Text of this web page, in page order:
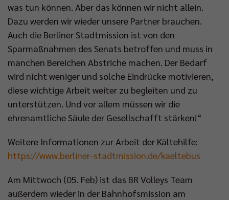
was tun können. Aber das können wir nicht allein.
Dazu werden wir wieder unsere Partner brauchen.
Auch die Berliner Stadtmission ist von den
Sparmaßnahmen des Senats betroffen und muss in
manchen Bereichen Abstriche machen. Der Bedarf
wird nicht weniger und solche Eindrücke motivieren,
diese wichtige Arbeit weiter zu begleiten und zu
unterstützen. Und vor allem müssen wir die
ehrenamtliche Säule der Gesellschafft stärken!“
Weitere Informationen zur Arbeit der Kältehilfe:
https://www.berliner-stadtmission.de/kaeltebus
Am Mittwoch (05. Feb) ist das BR Volleys Team
außerdem wieder in der Bahnhofsmission am